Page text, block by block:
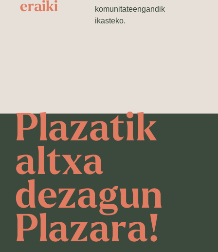
eraiki
komunitateengandik
ikasteko.
Plazatik
altxa
dezagun
Plazara!